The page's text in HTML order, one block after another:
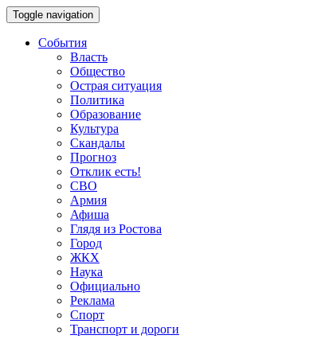
Toggle navigation
События
Власть
Общество
Острая ситуация
Политика
Образование
Культура
Скандалы
Прогноз
Отклик есть!
СВО
Армия
Афиша
Глядя из Ростова
Город
ЖКХ
Наука
Официально
Реклама
Спорт
Транспорт и дороги